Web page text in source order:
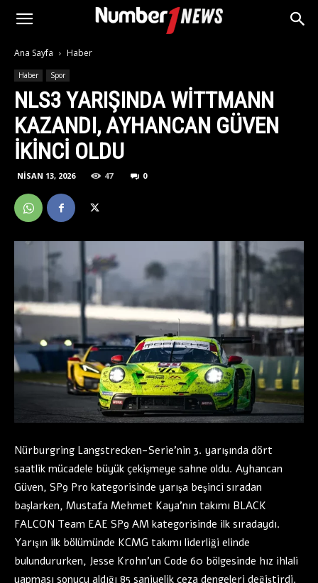
Ana Sayfa Haber
Haber Spor
NLS3 YARIŞINDA WITTMANN
KAZANDI, AYHANCAN GÜVEN
IKINCI OLDU
NISAN 13, 2026 47 0
Nürburgring Langstrecken-Serie’nin 3. yarışında dört
saatlik mücadele büyük çekişmeye sahne oldu. Ayhancan
Güven, SP9 Pro kategorisinde yarışa beşinci sıradan
başlarken, Mustafa Mehmet Kaya’nın takımı BLACK
FALCON Team EAE SP9 AM kategorisinde ilk sıradaydı.
Yarışın ilk bölümünde KCMG takımı liderliği elinde
bulundururken, Jesse Krohn’un Code 60 bölgesinde hız ihlali
yapması sonucu aldığı 85 saniyelik ceza dengeleri değiştirdi.